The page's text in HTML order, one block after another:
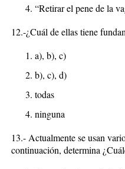
“Retirar el pene de la
12.-¿Cuál de ellas tiene
a), b), c)
b), c), d)
todas
ninguna
13.- Actualmente se usan
continuación, determina